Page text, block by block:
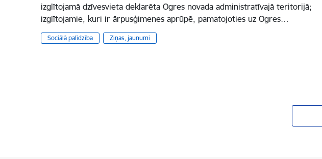
izglītojamā dzīvesvieta deklarēta Ogres novada administratīvajā teritorijā;
izglītojamie, kuri ir ārpusģimenes aprūpē, pamatojoties uz Ogres…
Sociālā palīdzība Ziņas, jaunumi